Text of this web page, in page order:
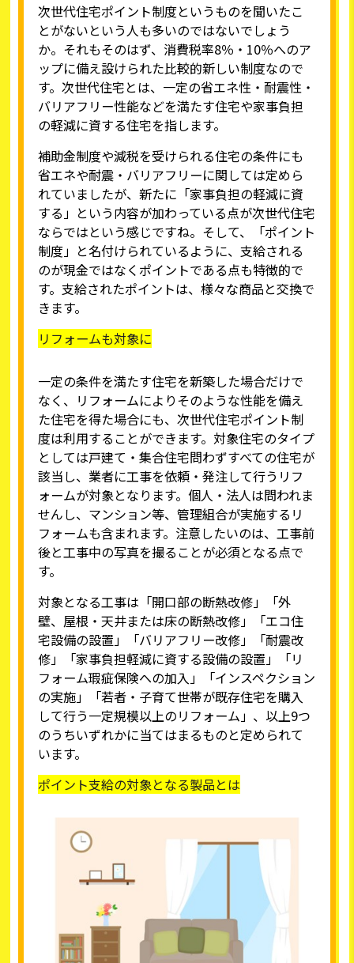
次世代住宅ポイント制度というものを聞いたこ
とがないという人も多いのではないでしょう
か。それもそのはず、消費税率8％・10％へのア
ップに備え設けられた比較的新しい制度なので
す。次世代住宅とは、一定の省エネ性・耐震性・
バリアフリー性能などを満たす住宅や家事負担
の軽減に資する住宅を指します。
補助金制度や減税を受けられる住宅の条件にも
省エネや耐震・バリアフリーに関しては定めら
れていましたが、新たに「家事負担の軽減に資
する」という内容が加わっている点が次世代住宅
ならではという感じですね。そして、「ポイント
制度」と名付けられているように、支給される
のが現金ではなくポイントである点も特徴的で
す。支給されたポイントは、様々な商品と交換で
きます。
リフォームも対象に
一定の条件を満たす住宅を新築した場合だけで
なく、リフォームによりそのような性能を備え
た住宅を得た場合にも、次世代住宅ポイント制
度は利用することができます。対象住宅のタイプ
としては戸建て・集合住宅問わずすべての住宅が
該当し、業者に工事を依頼・発注して行うリフ
ォームが対象となります。個人・法人は問われま
せんし、マンション等、管理組合が実施するリ
フォームも含まれます。注意したいのは、工事前
後と工事中の写真を撮ることが必須となる点で
す。
対象となる工事は「開口部の断熱改修」「外
壁、屋根・天井または床の断熱改修」「エコ住
宅設備の設置」「バリアフリー改修」「耐震改
修」「家事負担軽減に資する設備の設置」「リ
フォーム瑕疵保険への加入」「インスペクション
の実施」「若者・子育て世帯が既存住宅を購入
して行う一定規模以上のリフォーム」、以上9つ
のうちいずれかに当てはまるものと定められて
います。
ポイント支給の対象となる製品とは